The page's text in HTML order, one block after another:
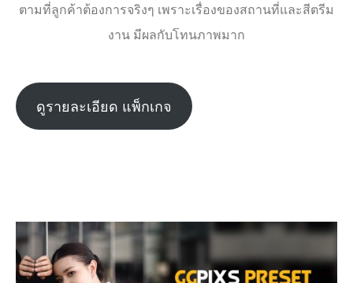
ตามที่ลูกค้าต้องการจริงๆ เพราะเรื่องของสถานที่และสีตรีม
งาน มีผลกับโทนภาพมาก
ดูรายละเอียด แพ็กเกจ